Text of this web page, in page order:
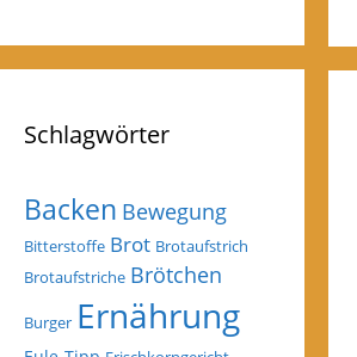
Schlagwörter
Backen Bewegung
Bitterstoffe Brot Brotaufstrich
Brotaufstriche Brötchen
Burger Ernährung